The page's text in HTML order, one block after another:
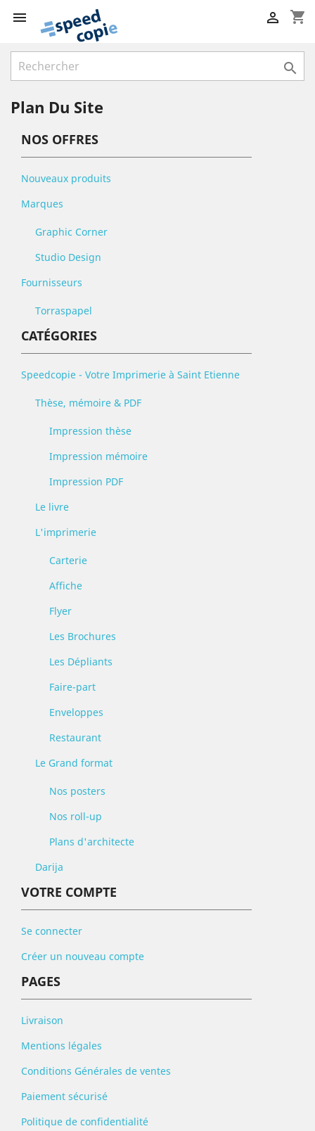
 shopping_cart


Plan Du Site
NOS OFFRES
Nouveaux produits
Marques
Graphic Corner
Studio Design
Fournisseurs
Torraspapel
CATÉGORIES
Speedcopie - Votre Imprimerie à Saint Etienne
Thèse, mémoire & PDF
Impression thèse
Impression mémoire
Impression PDF
Le livre
L'imprimerie
Carterie
Affiche
Flyer
Les Brochures
Les Dépliants
Faire-part
Enveloppes
Restaurant
Le Grand format
Nos posters
Nos roll-up
Plans d'architecte
Darija
VOTRE COMPTE
Se connecter
Créer un nouveau compte
PAGES
Livraison
Mentions légales
Conditions Générales de ventes
Paiement sécurisé
Politique de confidentialité